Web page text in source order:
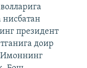
нисбатан
президент
доир
Имоннинг